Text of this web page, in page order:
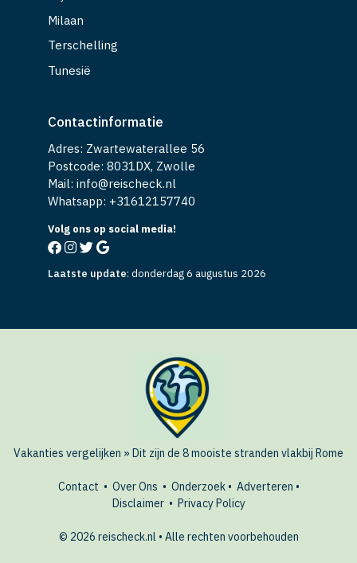
Milaan
Terschelling
Tunesië
Contactinformatie
Adres: Zwartewaterallee 56
Postcode: 8031DX, Zwolle
Mail: info@reischeck.nl
Whatsapp: +31612157740
Volg ons op social media!
Laatste update: donderdag 6 augustus 2026
Vakanties vergelijken » Dit zijn de 8 mooiste stranden vlakbij Rome
Contact • Over Ons • Onderzoek• Adverteren •
Disclaimer• Privacy Policy
© 2026 reischeck.nl • Alle rechten voorbehouden